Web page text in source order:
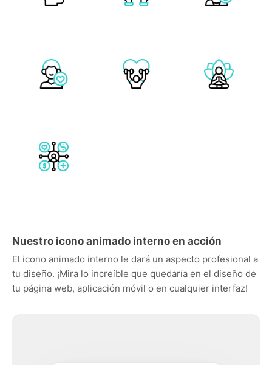
Nuestro icono animado interno en acción
El icono animado interno le dará un aspecto profesional a
tu diseño. ¡Mira lo increíble que quedaría en el diseño de
tu página web, aplicación móvil o en cualquier interfaz!